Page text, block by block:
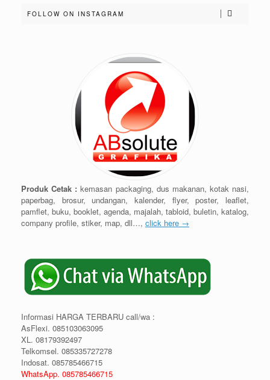
FOLLOW ON INSTAGRAM
Produk Cetak : kemasan packaging, dus makanan, kotak nasi,
paperbag, brosur, undangan, kalender, flyer, poster, leaflet,
pamflet, buku, booklet, agenda, majalah, tabloid, buletin, katalog,
company profile, stiker, map, dll…, click here →
Informasi HARGA TERBARU call/wa :
AsFlexi. 085103063095
XL. 08179392497
Telkomsel. 085335727278
Indosat. 085785466715
WhatsApp. 085785466715